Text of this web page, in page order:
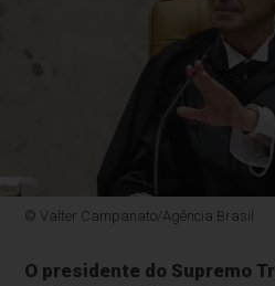
© Valter Campanato/Agência Brasil
O presidente do Supremo